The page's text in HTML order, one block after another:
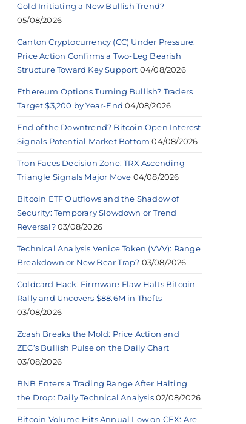
Gold Initiating a New Bullish Trend?
05/08/2026
Canton Cryptocurrency (CC) Under Pressure:
Price Action Confirms a Two-Leg Bearish
Structure Toward Key Support 04/08/2026
Ethereum Options Turning Bullish? Traders
Target $3,200 by Year-End 04/08/2026
End of the Downtrend? Bitcoin Open Interest
Signals Potential Market Bottom 04/08/2026
Tron Faces Decision Zone: TRX Ascending
Triangle Signals Major Move 04/08/2026
Bitcoin ETF Outflows and the Shadow of
Security: Temporary Slowdown or Trend
Reversal? 03/08/2026
Technical Analysis Venice Token (VVV): Range
Breakdown or New Bear Trap? 03/08/2026
Coldcard Hack: Firmware Flaw Halts Bitcoin
Rally and Uncovers $88.6M in Thefts
03/08/2026
Zcash Breaks the Mold: Price Action and
ZEC’s Bullish Pulse on the Daily Chart
03/08/2026
BNB Enters a Trading Range After Halting
the Drop: Daily Technical Analysis 02/08/2026
Bitcoin Volume Hits Annual Low on CEX: Are